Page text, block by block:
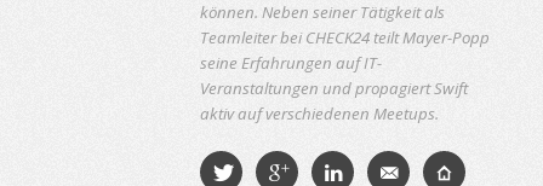
können. Neben seiner Tätigkeit als
Teamleiter bei CHECK24 teilt Mayer-Popp
seine Erfahrungen auf IT-
Veranstaltungen und propagiert Swift
aktiv auf verschiedenen Meetups.